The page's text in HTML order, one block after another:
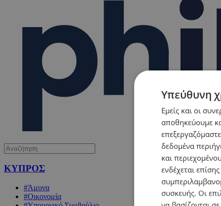
ΚΥΠΡΟΣ
#Άμυνα
#Οικονομία
Υπεύθυνη
Εμείς και οι
αποθηκεύουμε
δεδομένα
και
ενδέχεται
συσκευής. Οι